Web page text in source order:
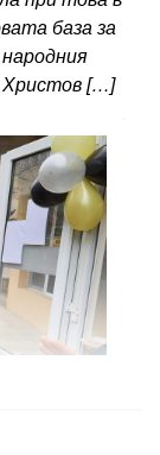
база за
Христов […]